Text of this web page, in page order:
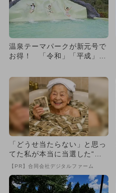
温泉テーマパークが新元号で
お得！ 「令和」「平成」で
「どうせ当たらない」と思っ
てた私が本当に当選した“買
い方”がこれ
【PR】合同会社デジタルファーム